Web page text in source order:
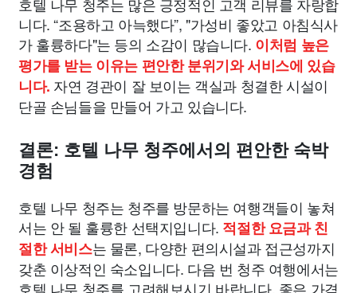
니다. “조용하고 아늑했다”, "가성비 좋았고 아침식사
가 훌륭하다"는 등의 소감이 많습니다. 이처럼 높은
평가를 받는 이유는 편안한 분위기와 서비스에 있습
니다. 자연 경관이 잘 보이는 객실과 청결한 시설이
단골 손님들을 만들어 가고 있습니다.
결론: 호텔 나무 청주에서의 편안한 숙박
경험
호텔 나무 청주는 청주를 방문하는 여행객들이 놓쳐
서는 안 될 훌륭한 선택지입니다. 적절한 요금과 친
절한 서비스는 물론, 다양한 편의시설과 접근성까지
갖춘 이상적인 숙소입니다. 다음 번 청주 여행에서는
호텔 나무 청주를 고려해보시기 바랍니다. 좋은 가격